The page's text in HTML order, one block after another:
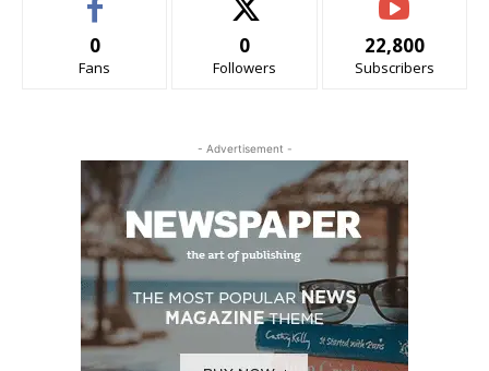
0
Fans
0
Followers
22,800
Subscribers
- Advertisement -